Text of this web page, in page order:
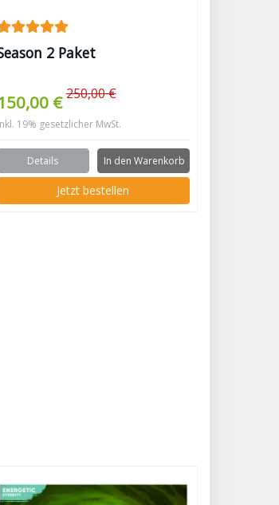
2 Paket
€250,00 €
19% gesetzlicher MwSt.
Details In den Warenkorb
Jetzt bestellen